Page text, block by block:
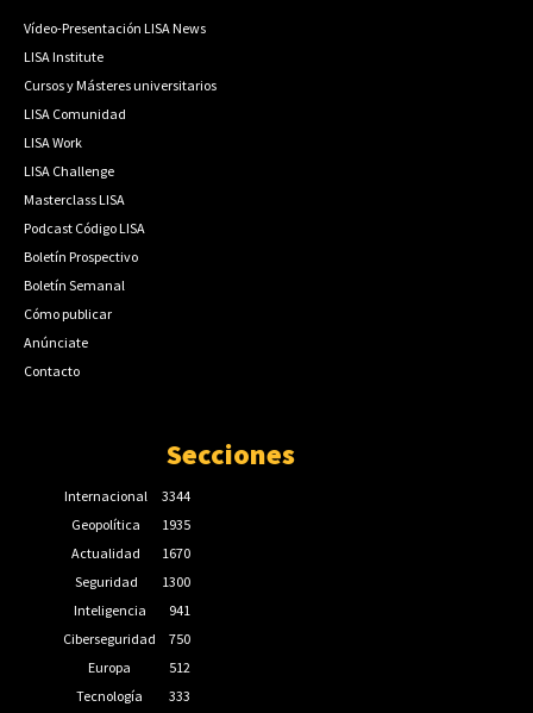
Vídeo-Presentación LISA News
LISA Institute
Cursos y Másteres universitarios
LISA Comunidad
LISA Work
LISA Challenge
Masterclass LISA
Podcast Código LISA
Boletín Prospectivo
Boletín Semanal
Cómo publicar
Anúnciate
Contacto
Secciones
Internacional
3344
Geopolítica
1935
Actualidad
1670
Seguridad
1300
Inteligencia
941
Ciberseguridad
750
Europa
512
Tecnología
333